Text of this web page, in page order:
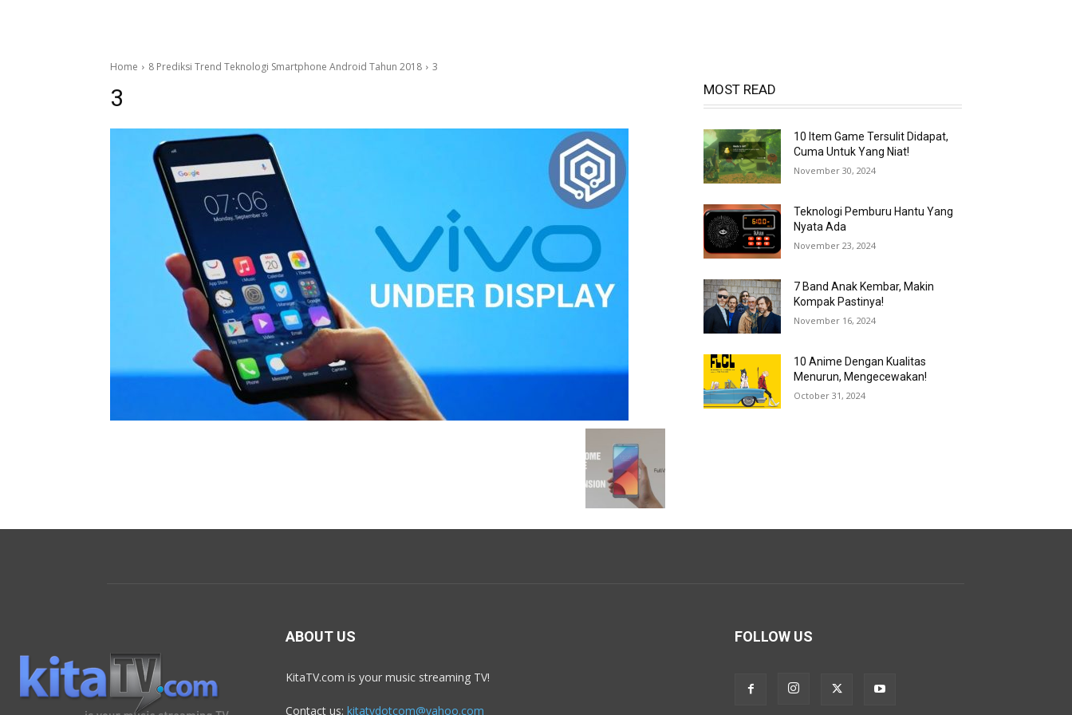
Home 8 Prediksi Trend Teknologi Smartphone Android Tahun 2018 3
3 MOST READ
10 Item Game Tersulit Didapat,
Cuma Untuk Yang Niat!
November 30, 2024
Teknologi Pemburu Hantu Yang
Nyata Ada
November 23, 2024
7 Band Anak Kembar, Makin
Kompak Pastinya!
November 16, 2024
10 Anime Dengan Kualitas
Menurun, Mengecewakan!
October 31, 2024
ABOUT US
KitaTV.com is your music streaming TV!
Contact us: kitatvdotcom@yahoo.com
FOLLOW US